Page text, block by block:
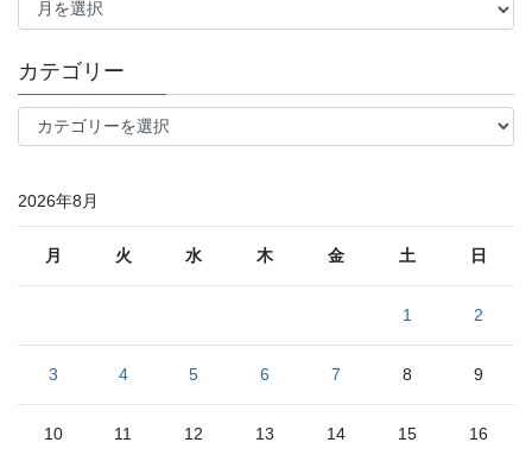
事
別
カテゴリー
テ
リ
2026年8月
月 火 水 木 金 土 日
1 2
3 4 5 6 7 8 9
10 11 12 13 14 15 16